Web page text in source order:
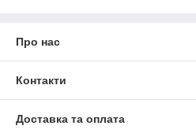
Про нас
Контакти
Доставка та оплата